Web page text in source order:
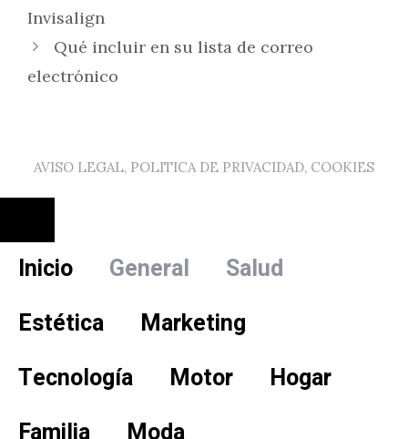
Invisalign
Qué incluir en su lista de correo
electrónico
AVISO LEGAL, POLITICA DE PRIVACIDAD, COOKIES
Cerrar
Inicio General
Salud
Estética
Marketing
Tecnología
Motor
Hogar